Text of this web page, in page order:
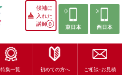
候補に
入れた
講師0
特集一覧 初めての方へ ご相談･お見積